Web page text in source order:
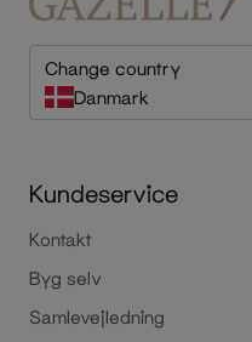
Change country
Danmark
Kundeservice
Kontakt
Byg selv
Samlevejledning